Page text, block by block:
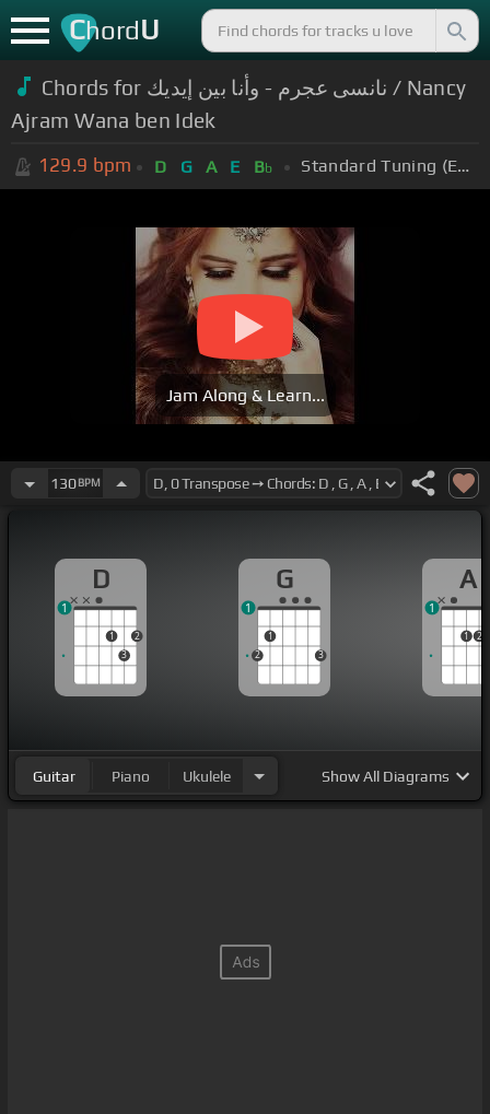
ChordU
Chords for نانسى عجرم - وأنا بين إيديك / Nancy
Ajram Wana ben Idek
129.9 bpm D G A E Bb Standard Tuning (EADGBE)
Jam Along & Learn...
130BPM
D
1
3
2
1
G
2
1
3
1
A
1 2
1
Guitar Piano Ukulele ShowAll Diagrams